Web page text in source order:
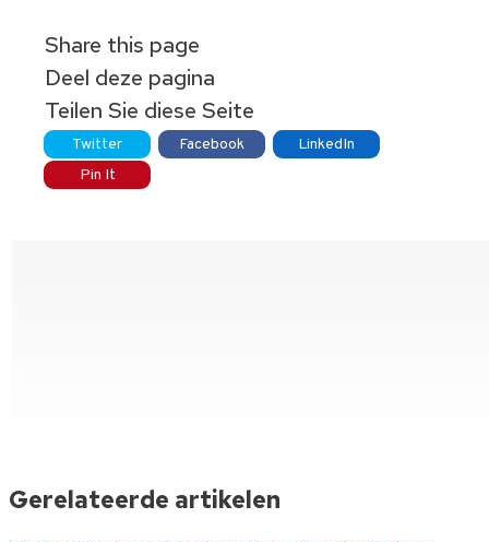
Share this page
Deel deze pagina
Teilen Sie diese Seite
Twitter Facebook
LinkedIn
Pin It
Gerelateerde artikelen